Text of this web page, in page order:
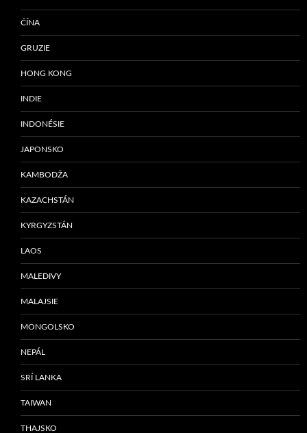
ČÍNA
GRUZIE
HONG KONG
INDIE
INDONÉSIE
JAPONSKO
KAMBODŽA
KAZACHSTÁN
KYRGYZSTÁN
LAOS
MALEDIVY
MALAJSIE
MONGOLSKO
NEPÁL
SRÍ LANKA
TAIWAN
THAJSKO